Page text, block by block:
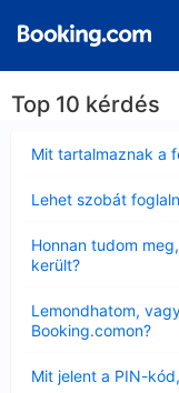
Top 10 kérdés
Mit tartalmaznak a
Lehet szobát
Honnan tudom
került?
Lemondhatom,
Booking.comon?
Mit jelent a PIN-